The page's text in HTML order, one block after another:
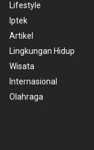
Lifestyle
Iptek
Artikel
Lingkungan Hidup
Wisata
Internasional
Olahraga